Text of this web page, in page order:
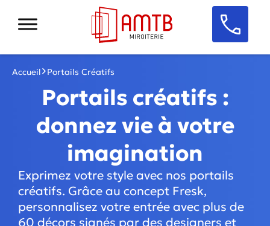
Accueil Portails Créatifs
Portails créatifs :
donnez vie à votre
imagination
Exprimez votre style avec nos portails
créatifs. Grâce au concept Fresk,
personnalisez votre entrée avec plus de
60 décors signés par des designers et